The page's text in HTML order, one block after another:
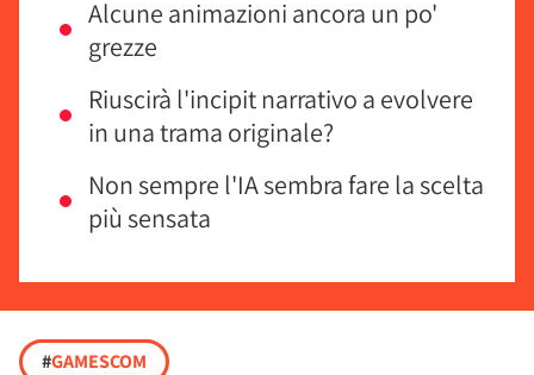
Alcune animazioni ancora un po'
grezze
Riuscirà l'incipit narrativo a evolvere
in una trama originale?
Non sempre l'IA sembra fare la scelta
più sensata
#GAMESCOM